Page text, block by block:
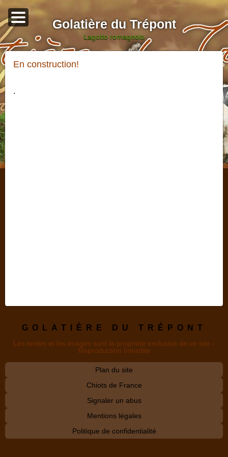
Golatière du Trépont
lagotto romagnolo
En construction!
.
GOLATIÈRE DU TRÉPONT
Les textes et les images sont la propriété exclusive de ce site -
Reproduction Interdite
Plan du site
Chiots de France
Signaler un abus
Mentions légales
Politique de confidentialité